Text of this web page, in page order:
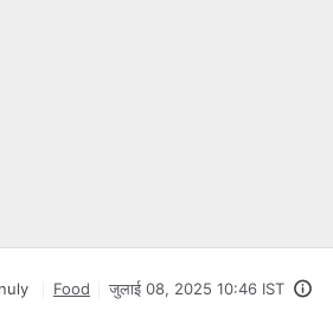
Food जुलाई 08, 2025 10:46 IST